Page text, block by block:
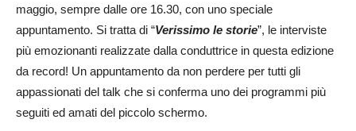
maggio, sempre dalle ore 16.30, con uno speciale
appuntamento. Si tratta di “Verissimo le storie”, le interviste
più emozionanti realizzate dalla conduttrice in questa edizione
da record! Un appuntamento da non perdere per tutti gli
appassionati del talk che si conferma uno dei programmi più
seguiti ed amati del piccolo schermo.